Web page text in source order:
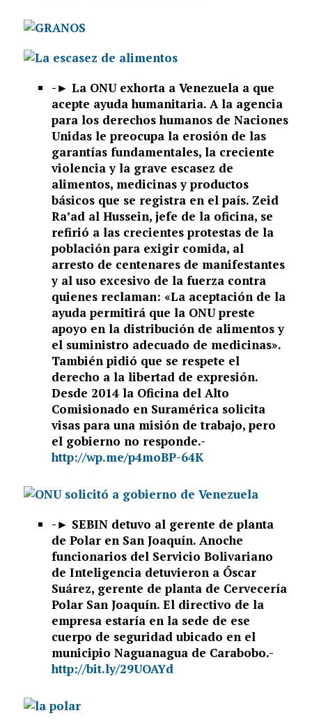
-► La ONU exhorta a Venezuela a que
acepte ayuda humanitaria. A la agencia
para los derechos humanos de Naciones
Unidas le preocupa la erosión de las
garantías fundamentales, la creciente
violencia y la grave escasez de
alimentos, medicinas y productos
básicos que se registra en el país. Zeid
Ra’ad al Hussein, jefe de la oficina, se
refirió a las crecientes protestas de la
población para exigir comida, al
arresto de centenares de manifestantes
y al uso excesivo de la fuerza contra
quienes reclaman: «La aceptación de la
ayuda permitirá que la ONU preste
apoyo en la distribución de alimentos y
el suministro adecuado de medicinas».
También pidió que se respete el
derecho a la libertad de expresión.
Desde 2014 la Oficina del Alto
Comisionado en Suramérica solicita
visas para una misión de trabajo, pero
el gobierno no responde.-
http://wp.me/p4moBP-64K
-► SEBIN detuvo al gerente de planta
de Polar en San Joaquín. Anoche
funcionarios del Servicio Bolivariano
de Inteligencia detuvieron a Óscar
Suárez, gerente de planta de Cervecería
Polar San Joaquín. El directivo de la
empresa estaría en la sede de ese
cuerpo de seguridad ubicado en el
municipio Naguanagua de Carabobo.-
http://bit.ly/29UOAYd